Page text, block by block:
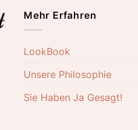
Mehr Erfahren
LookBook
Unsere Philosophie
Sie Haben Ja Gesagt!